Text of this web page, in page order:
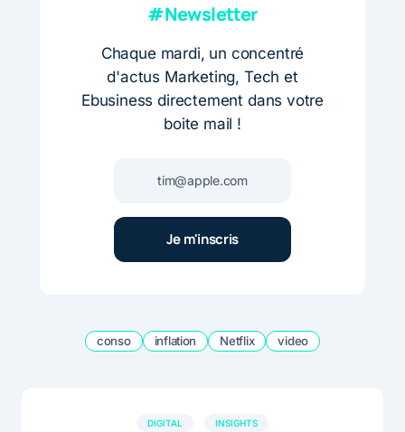
#Newsletter
Chaque mardi, un concentré
d'actus Marketing, Tech et
Ebusiness directement dans votre
boite mail !
conso inflation Netflix video
DIGITAL INSIGHTS